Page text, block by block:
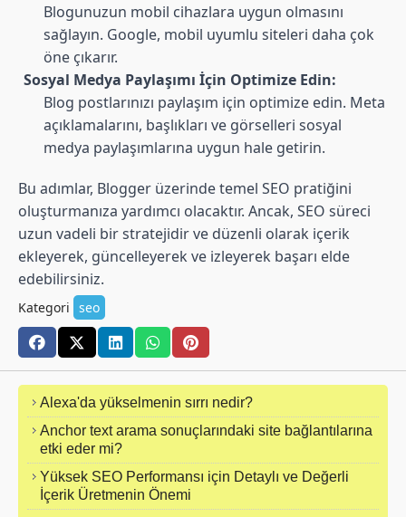
Blogunuzun mobil cihazlara uygun olmasını
sağlayın. Google, mobil uyumlu siteleri daha çok
öne çıkarır.
Sosyal Medya Paylaşımı İçin Optimize Edin:
Blog postlarınızı paylaşım için optimize edin. Meta
açıklamalarını, başlıkları ve görselleri sosyal
medya paylaşımlarına uygun hale getirin.
Bu adımlar, Blogger üzerinde temel SEO pratiğini
oluşturmanıza yardımcı olacaktır. Ancak, SEO süreci
uzun vadeli bir stratejidir ve düzenli olarak içerik
ekleyerek, güncelleyerek ve izleyerek başarı elde
edebilirsiniz.
Kategori seo
Alexa'da yükselmenin sırrı nedir?
Anchor text arama sonuçlarındaki site bağlantılarına
etki eder mi?
Yüksek SEO Performansı için Detaylı ve Değerli
İçerik Üretmenin Önemi